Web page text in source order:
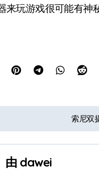
玩游戏很可能有神
索尼双
由 dawei